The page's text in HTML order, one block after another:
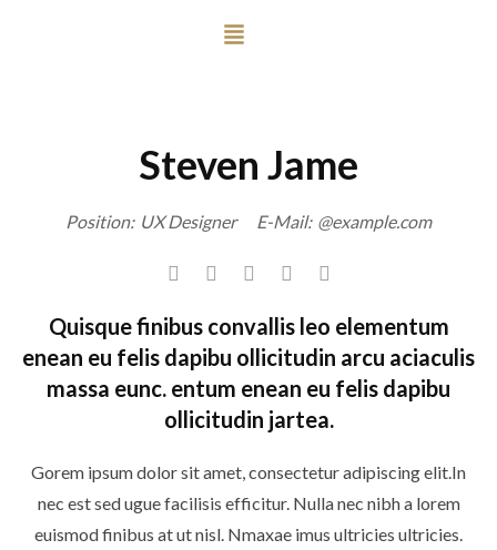
Steven Jame
Position: UX Designer E-Mail: @example.com
Quisque finibus convallis leo elementum
enean eu felis dapibu ollicitudin arcu aciaculis
massa eunc. entum enean eu felis dapibu
ollicitudin jartea.
Gorem ipsum dolor sit amet, consectetur adipiscing elit.In
nec est sed ugue facilisis efficitur. Nulla nec nibh a lorem
euismod finibus at ut nisl. Nmaxae imus ultricies ultricies.